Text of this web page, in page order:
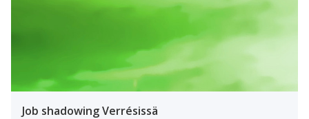
Job shadowing Verrésissä